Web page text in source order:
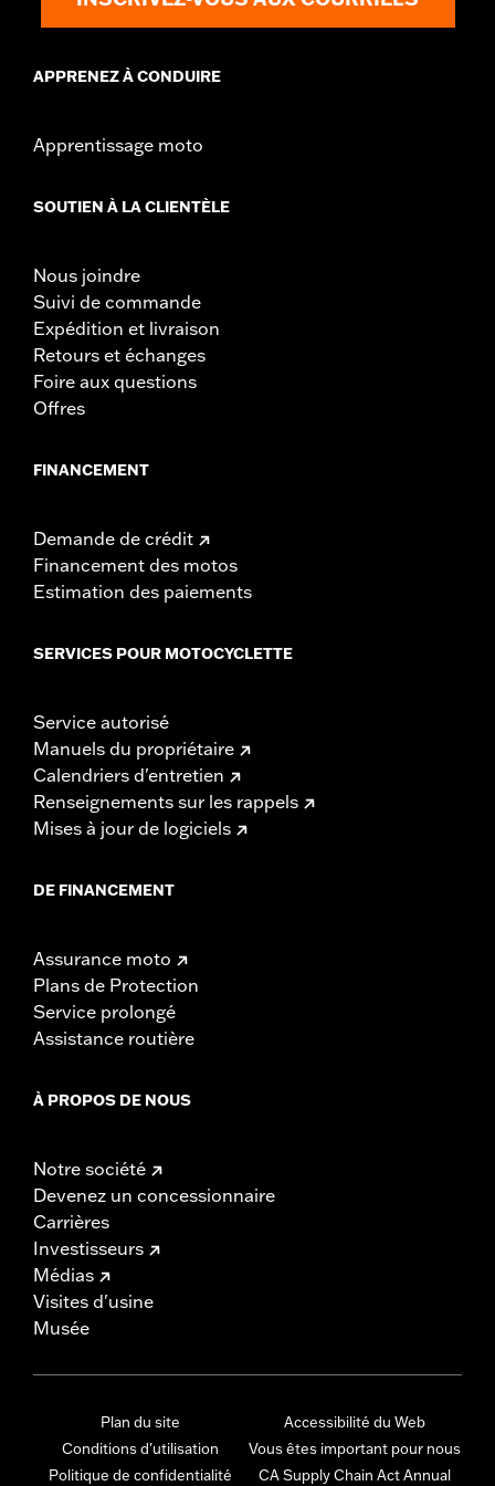
APPRENEZ À CONDUIRE
Apprentissage moto
SOUTIEN À LA CLIENTÈLE
Nous joindre
Suivi de commande
Expédition et livraison
Retours et échanges
Foire aux questions
Offres
FINANCEMENT
Demande de crédit
Financement des motos
Estimation des paiements
SERVICES POUR MOTOCYCLETTE
Service autorisé
Manuels du propriétaire
Calendriers d'entretien
Renseignements sur les rappels
Mises à jour de logiciels
DE FINANCEMENT
Assurance moto
Plans de Protection
Service prolongé
Assistance routière
À PROPOS DE NOUS
Notre société
Devenez un concessionnaire
Carrières
Investisseurs
Médias
Visites d'usine
Musée
Plan du site
Conditions d'utilisation
Politique de confidentialité
Accessibilité du Web
Vous êtes important pour nous
CA Supply Chain Act Annual